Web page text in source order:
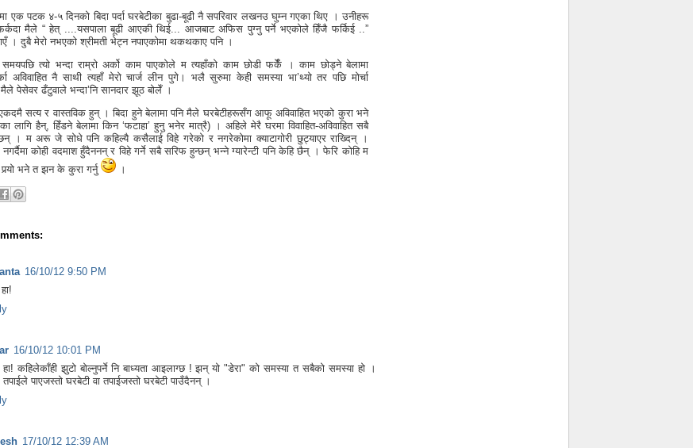
एक पटक ४-५ दिनको बिदा पर्दा घरबेटीका बुढा-बूढी नै सपरिवार लखनउ घुम्न गएका थिए । उनीहरू
फर्कदा मैले “ हेत् ....यसपाला बूढी आएकी थिई... आजबाट अफिस पुग्नु पर्ने भएकोले हिँजै फर्किई ..”
। दुबै मेरो नभएको श्रीमती भेट्न नपाएकोमा थकथकाए पनि ।
त्यो भन्दा राम्रो अर्को काम पाएकोले म त्यहाँको काम छोडी फर्केँ । काम छोड्ने बेलामा
अविवाहित नै साथी त्यहाँ मेरो चार्ज लीन पुगे। भलै सुरुमा केही समस्या भा’थ्यो तर पछि मोर्चा
पेसेवर ढँटुवाले भन्दा’नि सानदार झूठ बोलेँ ।
सत्य र वास्तविक हुन् । बिदा हुने बेलामा पनि मैले घरबेटीहरूसँग आफू अविवाहित भएको कुरा भने
लागि हैन्, हिँडने बेलामा किन ‘फटाहा’ हुनु भनेर मात्रै) । अहिले मेरै घरमा विवाहित-अविवाहित सबै
। म अरू जे सोधे पनि कहिल्यै कसैलाई विहे गरेको र नगरेकोमा क्याटागोरी छुट्याएर राख्दिन् ।
नगर्दैमा कोही वदमाश हुँदैननन् र विहे गर्ने सबै सरिफ हुन्छन् भन्ने ग्यारेन्टी पनि केहि छैन् । फेरि कोहि म
भने त झन के कुरा गर्नु
।
16/10/12 9:50 PM
16/10/12 10:01 PM
हा! कहिलेकाँही झुटो बोल्नुपर्ने नि बाध्यता आइलाग्छ ! झन् यो "डेरा" को समस्या त सबैको समस्या हो ।
पाएजस्तो घरबेटी वा तपाईजस्तो घरबेटी पाउँदैनन् ।
17/10/12 12:39 AM